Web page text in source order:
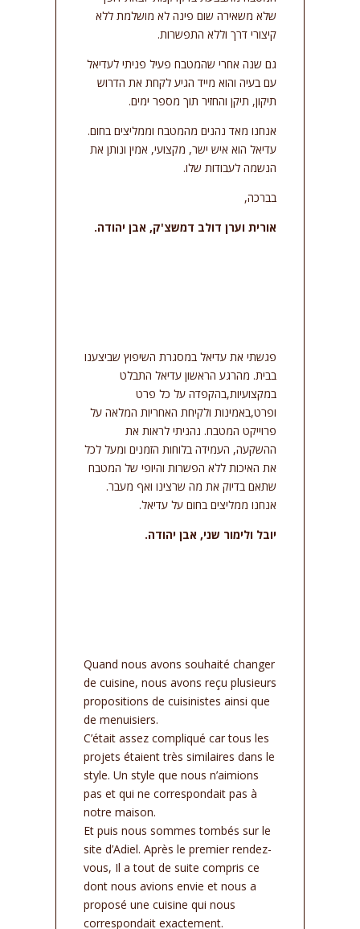
שלא משאירה שום פינה לא מושלמת ללא
קיצורי דרך וללא התפשרות.
גם שנה אחרי שהמטבח פעיל פניתי לעדיאל
עם בעיה והוא מייד הגיע לקחת את הדרוש
תיקון, תיקן והחזיר תוך מספר ימים.
אנחנו מאד נהנים מהמטבח וממליצים בחום.
עדיאל הוא איש ישר, מקצועי, אמין ונותן את
הנשמה לעבודות שלו.
בברכה,
אורית וערן דולב דמשצ'ק, אבן יהודה.
פגשתי את עדיאל במסגרת השיפוץ שביצענו
בבית. מהרגע הראשון עדיאל התבלט
במקצועיות,בהקפדה על כל פרט
ופרט,באמינות ולקיחת האחריות המלאה על
פרוייקט המטבח. נהניתי לראות את
ההשקעה, העמידה בלוחות הזמנים ומעל לכל
את האיכות ללא הפשרות והיופי של המטבח
שתאם בדיוק את מה שרצינו ואף מעבר.
אנחנו ממליצים בחום על עדיאל.
יובל ולימור שני, אבן יהודה.
Quand nous avons souhaité changer
de cuisine, nous avons reçu plusieurs
propositions de cuisinistes ainsi que
de menuisiers.
C’était assez compliqué car tous les
projets étaient très similaires dans le
style. Un style que nous n’aimions
pas et qui ne correspondait pas à
notre maison.
Et puis nous sommes tombés sur le
site d’Adiel. Après le premier rendez-
vous, Il a tout de suite compris ce
dont nous avions envie et nous a
proposé une cuisine qui nous
correspondait exactement.